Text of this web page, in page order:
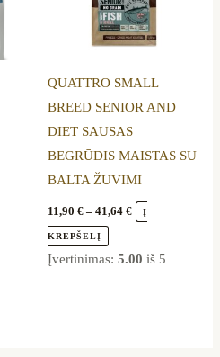
QUATTRO SMALL
BREED SENIOR AND
DIET SAUSAS
BEGRŪDIS MAISTAS SU
BALTA ŽUVIMI
11,90 € – 41,64 € Į
KREPŠELĮ
options
may
chosen
on
the
product
page
Įvertinimas: 5.00 iš 5